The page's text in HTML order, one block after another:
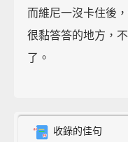
而維尼一沒卡住後
很黏答答的地方，
了。
收錄的佳句